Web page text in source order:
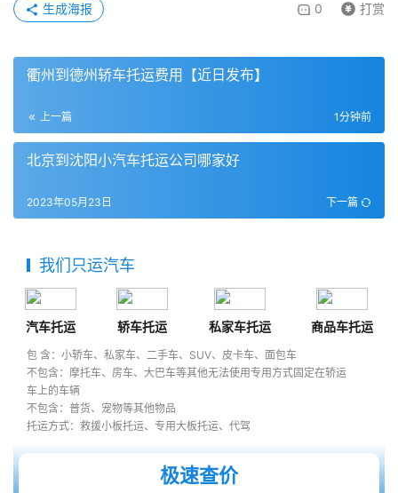
0 打赏
生成海报
衢州到德州轿车托运费用【近日发布】
上一篇 1分钟前
北京到沈阳小汽车托运公司哪家好
下一篇
2023年05月23日
我们只运汽车
汽车托运 轿车托运 私家车托运 商品车托运
包 含：小轿车、私家车、二手车、SUV、皮卡车、面包车
不包含：摩托车、房车、大巴车等其他无法使用专用方式固定在轿运
车上的车辆
不包含：普货、宠物等其他物品
托运方式：救援小板托运、专用大板托运、代驾
极速查价